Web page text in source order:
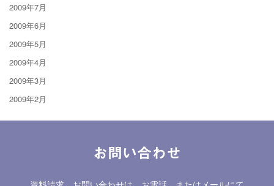
2009年7月
2009年6月
2009年5月
2009年4月
2009年3月
2009年2月
お問い合わせ